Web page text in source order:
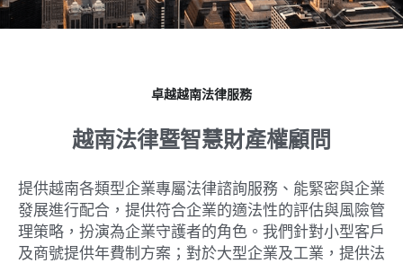
越南不動產投資顧問
境外公司設立與規劃
越南公共關係顧問
ESG企業輔導
ISO企業輔導
海外基金經營委託
銀行債權取得/協商
泰國服務範圍
新加坡服務範圍
Dịch vụ
Dịch vụ Doanh nghiệp
Dịch vụ thương mại
卓越越南法律服務
越南法律暨智慧財產權顧問
提供越南各類型企業專屬法律諮詢服務、能緊密與企業
發展進行配合，提供符合企業的適法性的評估與風險管
理策略，扮演為企業守護者的角色。我們針對小型客戶
及商號提供年費制方案；對於大型企業及工業，提供法